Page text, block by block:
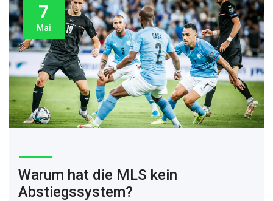
7
Mai
Warum hat die MLS kein
Abstiegssystem?